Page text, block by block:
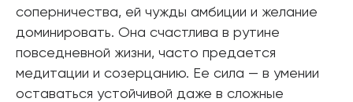
соперничества, ей чужды амбиции и желание
доминировать. Она счастлива в рутине
повседневной жизни, часто предается
медитации и созерцанию. Ее сила — в умении
оставаться устойчивой даже в сложные